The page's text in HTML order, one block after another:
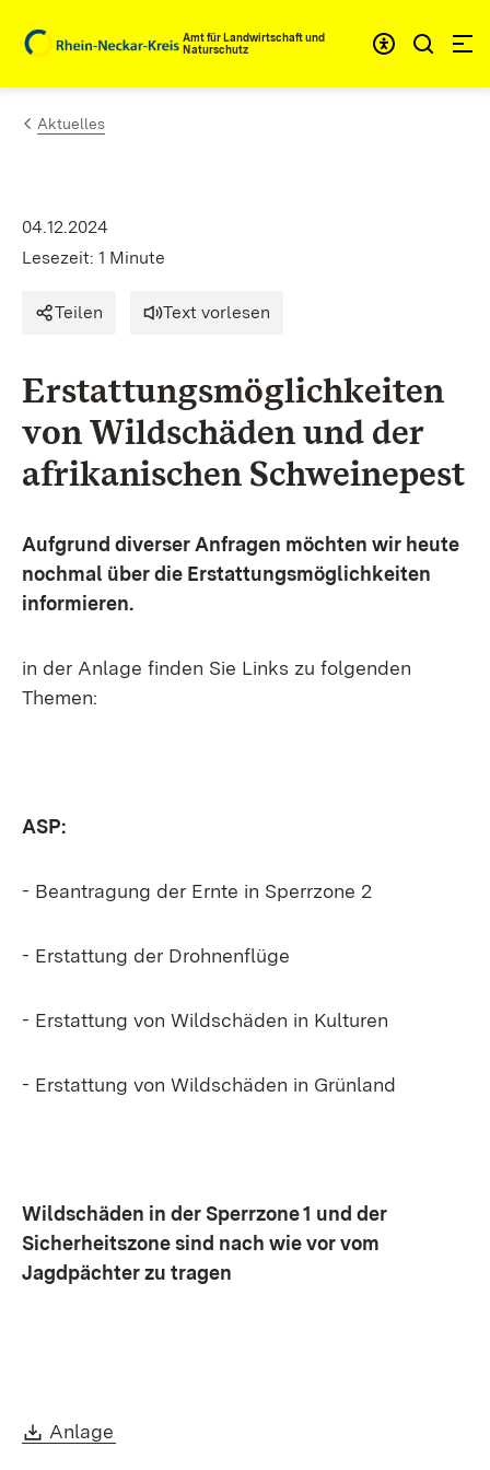
Zum Inhalt springenAmt für Landwirtschaft und
Naturschutz
Aktuelles
04.12.2024
Lesezeit: 1 Minute
Teilen Text vorlesen
Erstattungsmöglichkeiten
von Wildschäden und der
afrikanischen Schweinepest
Aufgrund diverser Anfragen möchten wir heute
nochmal über die Erstattungsmöglichkeiten
informieren.
in der Anlage finden Sie Links zu folgenden
Themen:
ASP:
- Beantragung der Ernte in Sperrzone 2
- Erstattung der Drohnenflüge
- Erstattung von Wildschäden in Kulturen
- Erstattung von Wildschäden in Grünland
Wildschäden in der Sperrzone 1 und der
Sicherheitszone sind nach wie vor vom
Jagdpächter zu tragen
Download:
Anlage